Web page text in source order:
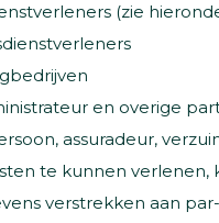
(zie
en overige
assuradeur,
te kunnen verlenen,
verstrekken aan